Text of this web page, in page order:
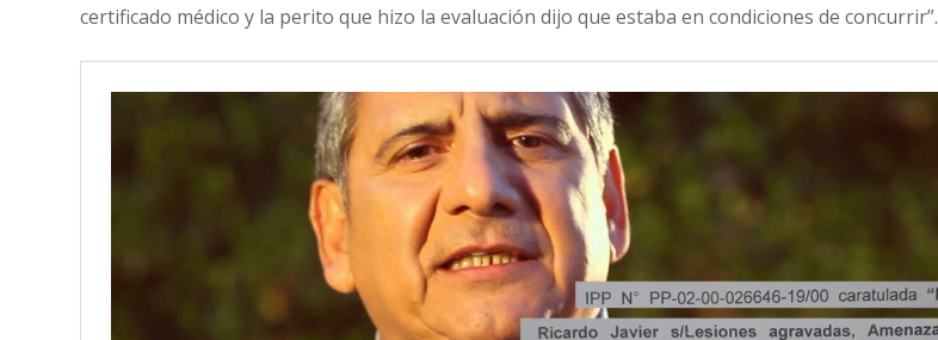
certificado médico y la perito que hizo la evaluación dijo que estaba en condiciones de concurrir”.